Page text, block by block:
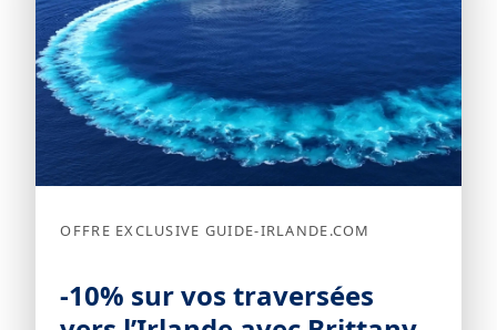
OFFRE EXCLUSIVE GUIDE-IRLANDE.COM
-10% sur vos traversées